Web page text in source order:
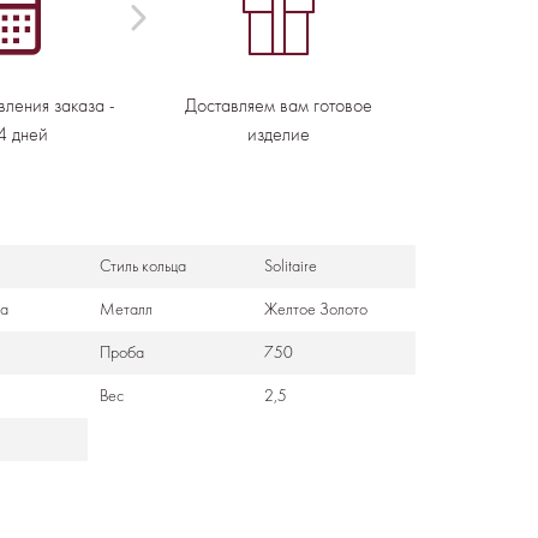
заказа -
дней
Доставляем вам готовое
изделие
Стиль кольца Solitaire
Металл Желтое Золото
Проба 750
Вес 2,5